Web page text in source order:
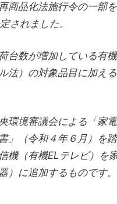
商品化法施行令の一部
されました。
台数が増加している有
法）の対象品目に加える
環境審議会による「家
」（令和４年６月）を
機（有機ELテレビ）を
）に追加するものです。